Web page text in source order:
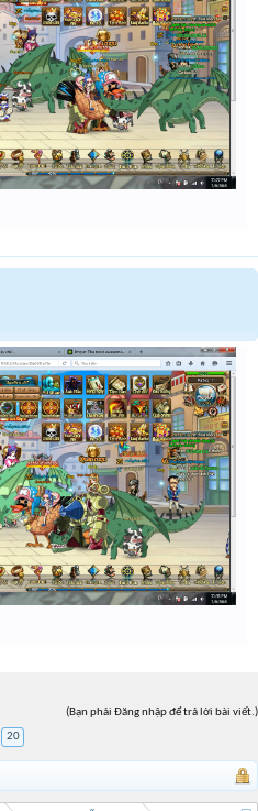
(Bạn phải Đăng nhập để trả lời bài viết.)
20